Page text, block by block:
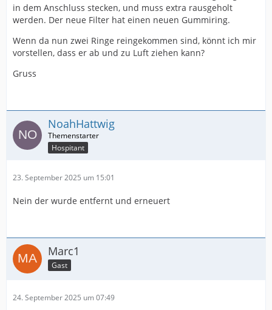
in dem Anschluss stecken, und muss extra rausgeholt
werden. Der neue Filter hat einen neuen Gummiring.
Wenn da nun zwei Ringe reingekommen sind, könnt ich mir
vorstellen, dass er ab und zu Luft ziehen kann?
Gruss
NoahHattwig
Hospitant
23. September 2025 um 15:01
Nein der wurde entfernt und erneuert
Marc1
Gast
24. September 2025 um 07:49